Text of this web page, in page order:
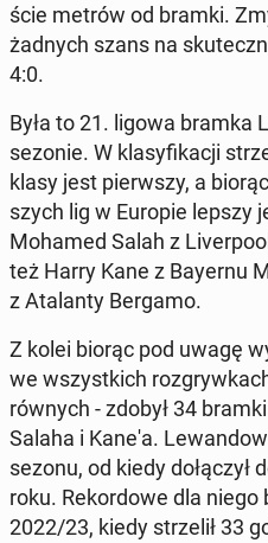
ście metrów od bramki.
żadnych szans na
4:0.
Była to 21. ligowa bramka
sezonie. W kla­sy­fi­ka­cji
kla­sy jest pierw­szy, a
szych lig w Europie lepszy
Mohamed Salah z
też Harry Kane z Bayernu
z Ata­lan­ty Bergamo.
Z kolei biorąc pod uwagę
we wszyst­kich
równych - zdobył 34
Salaha i Kane'a.
sezonu, od kiedy do­łą­czył
roku. Re­kor­do­we dla niego
2022/23, kiedy strze­lił 33